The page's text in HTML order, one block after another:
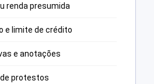
renda presumida
e limite de crédito
e anotações
protestos